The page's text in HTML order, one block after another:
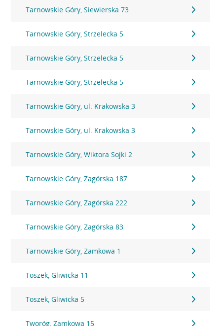
Tarnowskie Góry, Siewierska 73
Tarnowskie Góry, Strzelecka 5
Tarnowskie Góry, Strzelecka 5
Tarnowskie Góry, Strzelecka 5
Tarnowskie Góry, ul. Krakowska 3
Tarnowskie Góry, ul. Krakowska 3
Tarnowskie Góry, Wiktora Sojki 2
Tarnowskie Góry, Zagórska 187
Tarnowskie Góry, Zagórska 222
Tarnowskie Góry, Zagórska 83
Tarnowskie Góry, Zamkowa 1
Toszek, Gliwicka 11
Toszek, Gliwicka 5
Tworóg, Zamkowa 15